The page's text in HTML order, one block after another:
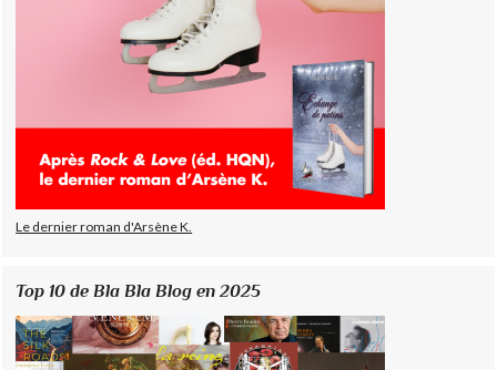
Le dernier roman d'Arsène K.
Top 10 de Bla Bla Blog en 2025